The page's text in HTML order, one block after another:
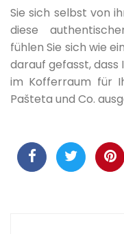
Sie sich selbst von
diese
fühlen Sie sich wie
darauf gefasst, dass
im Kofferraum für
Pašteta und Co.